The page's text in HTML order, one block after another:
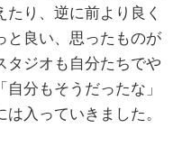
り、逆に前より良く
と良い、思ったものが
タジオも自分たちでや
分もそうだったな」
入っていきました。